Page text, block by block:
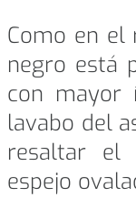
Como en
negro está
con mayor
lavabo del
resaltar
espejo